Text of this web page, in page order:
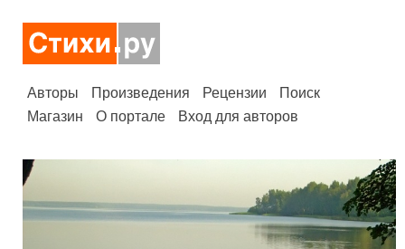
Авторы Произведения Рецензии
Поиск
Магазин
О портале Вход для авторов